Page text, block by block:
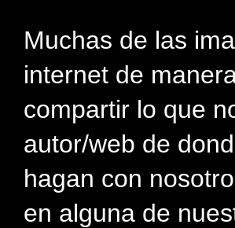
Muchas de las
internet de
compartir lo que
autor/web de
hagan con
en alguna de